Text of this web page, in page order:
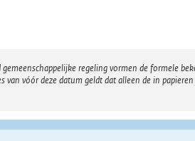
regeling vormen de formele
vóór deze datum geldt dat alleen de in